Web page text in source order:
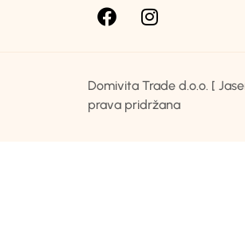
Domivita Trade d.o.o. [
prava pridržana